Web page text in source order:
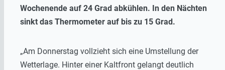
Wochenende auf 24 Grad abkühlen. In den Nächten
sinkt das Thermometer auf bis zu 15 Grad.
„Am Donnerstag vollzieht sich eine Umstellung der
Wetterlage. Hinter einer Kaltfront gelangt deutlich